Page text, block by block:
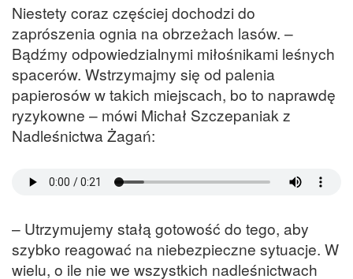
Niestety coraz częściej dochodzi do
zaprószenia ognia na obrzeżach lasów. –
Bądźmy odpowiedzialnymi miłośnikami leśnych
spacerów. Wstrzymajmy się od palenia
papierosów w takich miejscach, bo to naprawdę
ryzykowne – mówi Michał Szczepaniak z
Nadleśnictwa Żagań:
– Utrzymujemy stałą gotowość do tego, aby
szybko reagować na niebezpieczne sytuacje. W
wielu, o ile nie we wszystkich nadleśnictwach